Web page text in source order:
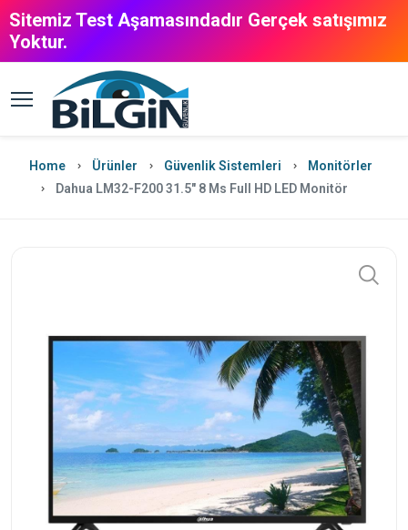
Sitemiz Test Aşamasındadır Gerçek satışımız
Yoktur.
Home Ürünler Güvenlik Sistemleri
Monitörler
Dahua LM32-F200 31.5" 8 Ms Full HD LED Monitör